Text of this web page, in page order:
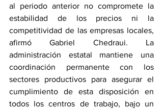
al periodo anterior no compromete la
estabilidad de los precios ni la
competitividad de las empresas locales,
afirmó Gabriel Chedraui. La
administración estatal mantiene una
coordinación permanente con los
sectores productivos para asegurar el
cumplimiento de esta disposición en
todos los centros de trabajo, bajo un